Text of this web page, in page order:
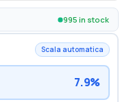
995 in stock
Scala automatica
7.9%